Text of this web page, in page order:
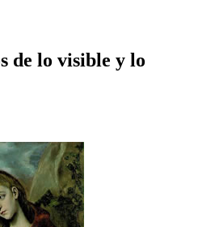
de lo visible y lo